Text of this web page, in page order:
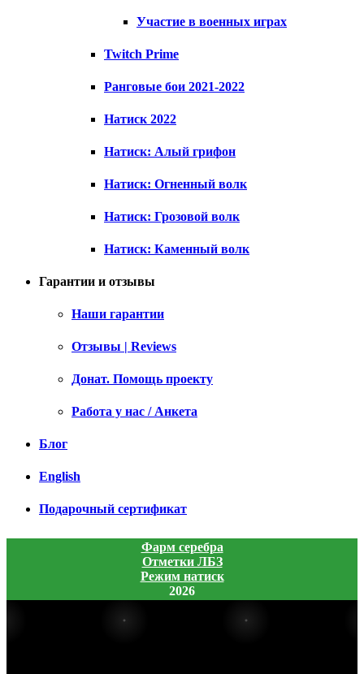
Участие в военных играх
Twitch Prime
Ранговые бои 2021-2022
Натиск 2022
Натиск: Алый грифон
Натиск: Огненный волк
Натиск: Грозовой волк
Натиск: Каменный волк
Гарантии и отзывы
Наши гарантии
Отзывы | Reviews
Донат. Помощь проекту
Работа у нас / Анкета
Блог
English
Подарочный сертификат
Фарм серебра
Отметки ЛБЗ
Режим натиск
2026